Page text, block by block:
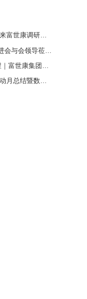
山东省农业农村厅机关党委来富世康调研党建工作
泰安市“万企兴万村”行动推进会与会领导莅临富世康观摩指导